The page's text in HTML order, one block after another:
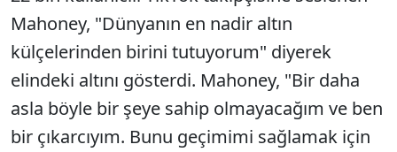
Mahoney, "Dünyanın en nadir altın
külçelerinden birini tutuyorum" diyerek
elindeki altını gösterdi. Mahoney, "Bir daha
asla böyle bir şeye sahip olmayacağım ve ben
bir çıkarcıyım. Bunu geçimimi sağlamak için